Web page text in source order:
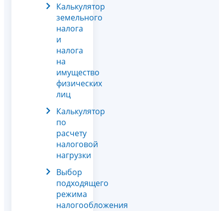
Калькулятор
земельного
налога
и
налога
на
имущество
физических
лиц
Калькулятор
по
расчету
налоговой
нагрузки
Выбор
подходящего
режима
налогообложения